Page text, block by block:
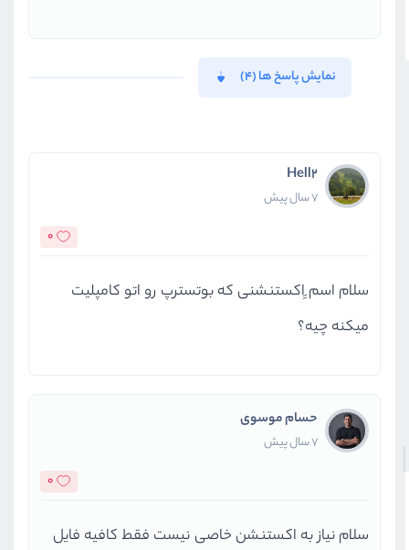
نمایش پاسخ ها (4)
Hell2
7 سال پیش
0
سلام اسم ٍاکستنشنی که بوتسترپ رو اتو کامپلیت
میکنه چیه؟
حسام موسوی
7 سال پیش
0
سلام نیاز به اکستنشن خاصی نیست فقط کافیه فایل